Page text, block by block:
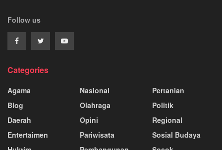
Follow us
Categories
Agama
Blog
Daerah
Entertaimen
Nasional
Olahraga
Opini
Pariwisata
Pertanian
Politik
Regional
Sosial Budaya